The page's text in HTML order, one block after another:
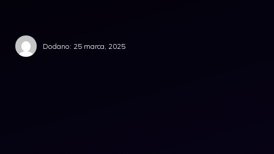
Dodano: 25 marca, 2025